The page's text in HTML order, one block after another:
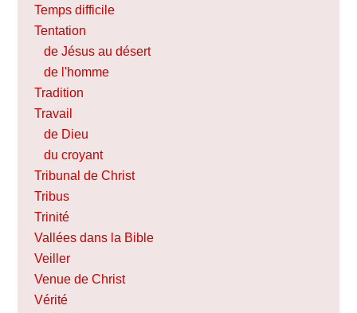
Temps difficile
Tentation
de Jésus au désert
de l'homme
Tradition
Travail
de Dieu
du croyant
Tribunal de Christ
Tribus
Trinité
Vallées dans la Bible
Veiller
Venue de Christ
Vérité